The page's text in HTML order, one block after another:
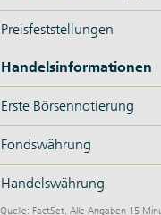
Preisfeststellungen
Handelsinformationen
Erste Börsennotierung
Fondswährung
Handelswährung
Quelle: FactSet. Alle Angaben 15